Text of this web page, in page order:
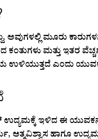
ಅವುಗಳಲ್ಲಿ ಮೂರು
ಕಂತುಗಳು ಮತ್ತು ಇತರ
ಉಳಿಯುತ್ತದೆ ಎಂದು
ಉದ್ಯಮಕ್ಕೆ ಇಳಿದ ಈ
ಆತ್ಮವಿಶ್ವಾಸ ಹಾಗೂ